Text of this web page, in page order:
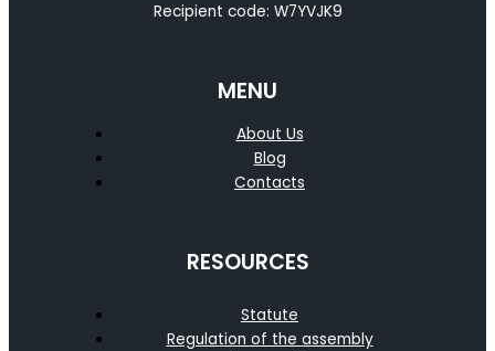
Recipient code: W7YVJK9
MENU
About Us
Blog
Contacts
RESOURCES
Statute
Regulation of the assembly